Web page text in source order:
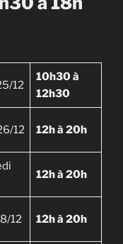
12
10h30 à
12h30
12 12h à 20h
12h à 20h
12 12h à 20h